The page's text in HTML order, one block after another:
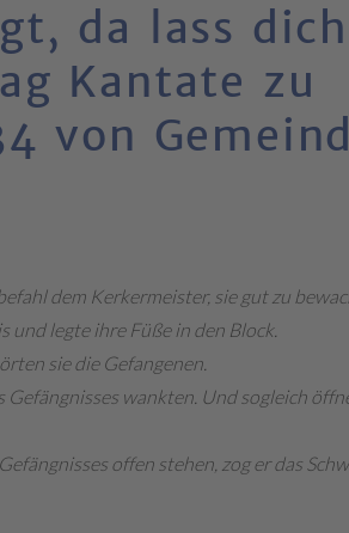
da lass
Kantate zu
von
dem Kerkermeister, sie gut zu
und legte ihre Füße in den Block.
sie die Gefangenen.
wankten. Und sogleich
offen stehen, zog er das